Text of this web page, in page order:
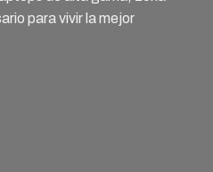
para vivir la mejor